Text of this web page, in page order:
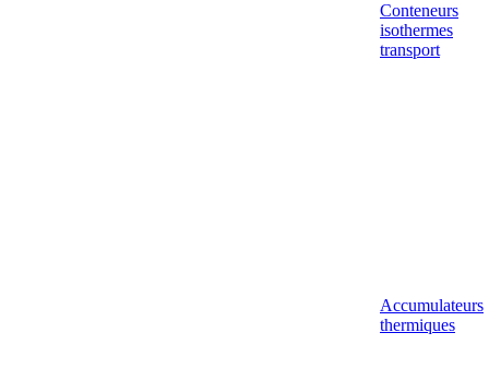
Conteneurs
isothermes
transport
Accumulateurs
thermiques